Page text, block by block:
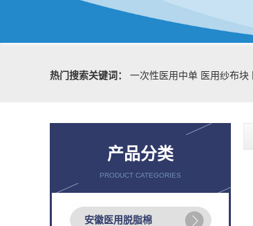
热门搜索关键词：
一次性医用中单 医用纱布块
产品分类
PRODUCT CATEGORIES
安徽医用脱脂棉